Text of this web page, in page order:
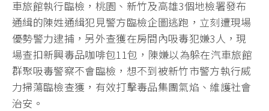
車旅館執行臨檢，桃園、新竹及高雄3個地檢署發布
通緝的陳姓通緝犯見警方臨檢企圖逃跑，立刻遭現場
優勢警力逮捕，另外查獲在房間內吸毒犯嫌3人，現
場查扣新興毒品咖啡包11包，陳嫌以為躲在汽車旅館
群聚吸毒警察不會臨檢，想不到被新竹市警方執行威
力掃蕩臨檢查獲，有效打擊毒品集團氣焰、維護社會
治安。